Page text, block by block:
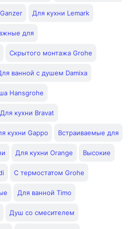
Для кухни Lemark
для
Скрытого монтажа Grohe
ванной с душем Damixa
Hansgrohe
Для кухни Bravat
кухни Gappo Встраиваемые для
Для кухни Orange Высокие
С термостатом Grohe
Для ванной Timo
Душ со смесителем